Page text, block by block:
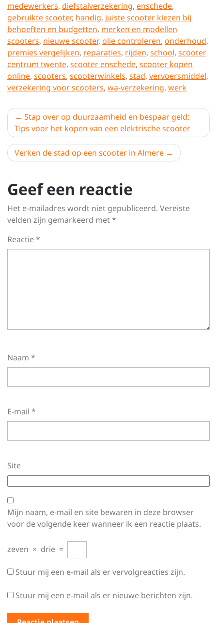
medewerkers, diefstalverzekering, enschede,
gebruikte scooter, handig, juiste scooter kiezen bij
behoeften en budgetten, merken en modellen
scooters, nieuwe scooter, olie controleren, onderhoud,
premies vergelijken, reparaties, rijden, school, scooter
centrum twente, scooter enschede, scooter kopen
online, scooters, scooterwinkels, stad, vervoersmiddel,
verzekering voor scooters, wa-verzekering, werk
Berichtnavigatie
Stap over op duurzaamheid en bespaar geld:
Tips voor het kopen van een elektrische scooter
Verken de stad op een scooter in Almere
Geef een reactie
Het e-mailadres wordt niet gepubliceerd. Vereiste
velden zijn gemarkeerd met*
Reactie*
Naam *
E-mail *
Site
Mijn naam, e-mail en site bewaren in deze browser
voor de volgende keer wanneer ik een reactie plaats.
zeven × drie =
Stuur mij een e-mail als er vervolgreacties zijn.
Stuur mij een e-mail als er nieuwe berichten zijn.